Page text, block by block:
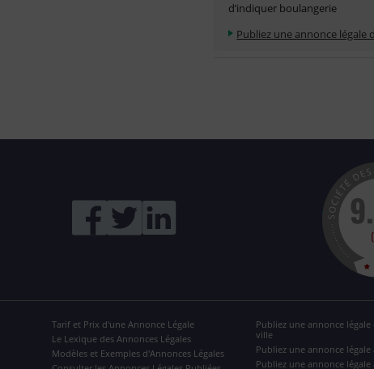
d’indiquer boulangerie
Publiez une annonce légale
Tarif et Prix d'une Annonce Légale
Le Lexique des Annonces Légales
Modèles et Exemples d'Annonces Légales
Publiez une annonce
ville
Publiez une annonce légale
Publiez une annonce légale